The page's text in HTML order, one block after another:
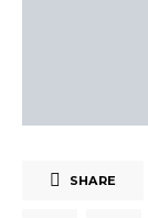
SHARE